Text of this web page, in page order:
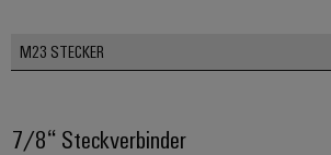
M23 STECKER
7/8“ Steckverbinder